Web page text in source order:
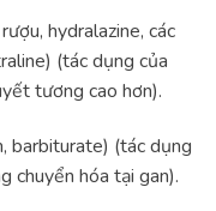
hydralazine, các
(tác dụng của
tương cao hơn).
barbiturate) (tác dụng
chuyển hóa tại gan).